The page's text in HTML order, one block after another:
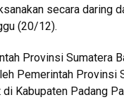
secara daring
(20/12).
Provinsi Sumatera
Pemerintah Provinsi
di Kabupaten Padang